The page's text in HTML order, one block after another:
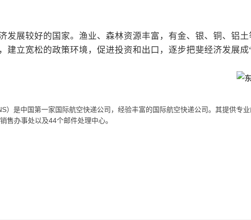
发展较好的国家。渔业、森林资源丰富，有金、银、铜、铝
建立宽松的政策环境，促进投资和出口，逐步把斐经济发展成
）是中国第一家国际航空快递公司，经验丰富的国际航空快递公司。其提供专
售办事处以及44个邮件处理中心。